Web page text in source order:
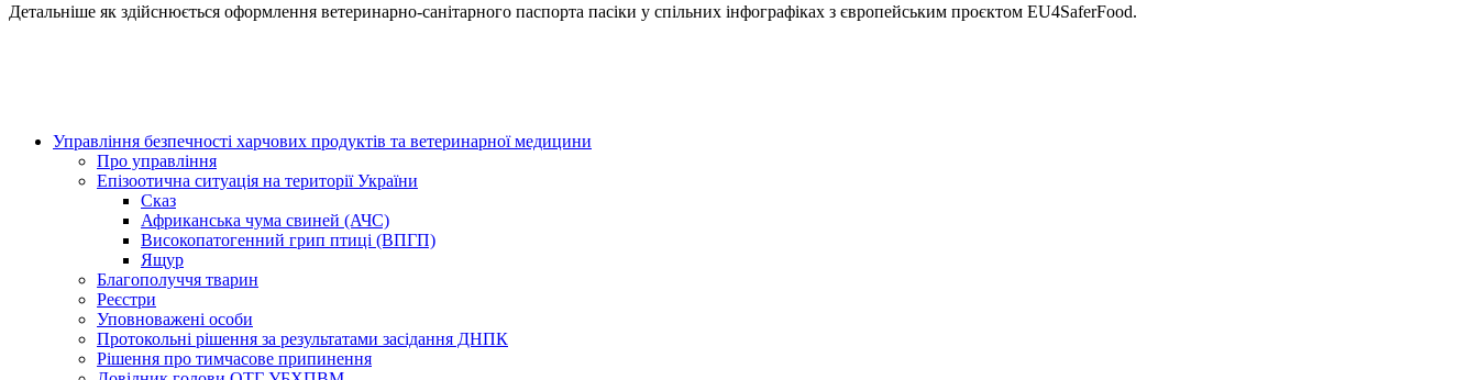
Детальніше як здійснюється оформлення ветеринарно-санітарного паспорта пасіки у спільних інфографіках з європейським проєктом EU4SaferFood.
Управління безпечності харчових продуктів та ветеринарної медицини
Про управління
Епізоотична ситуація на території України
Сказ
Африканська чума свиней (АЧС)
Високопатогенний грип птиці (ВПГП)
Ящур
Благополуччя тварин
Реєстри
Уповноважені особи
Протокольні рішення за результатами засідання ДНПК
Рішення про тимчасове припинення